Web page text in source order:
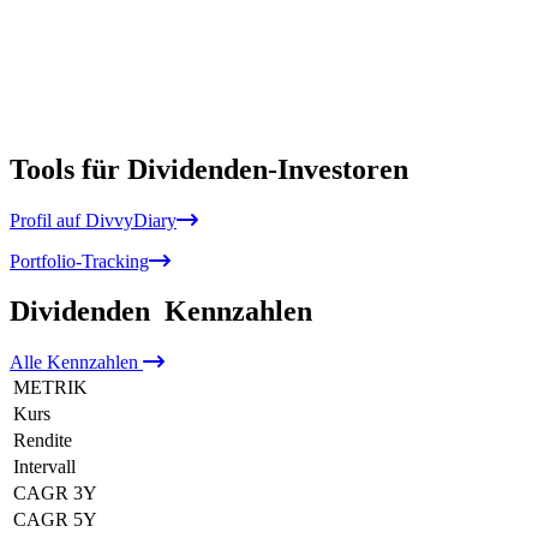
Tools für Dividenden-Investoren
Profil auf DivvyDiary
Portfolio-Tracking
Dividenden Kennzahlen
Alle Kennzahlen
METRIK
Kurs
Rendite
Intervall
CAGR 3Y
CAGR 5Y